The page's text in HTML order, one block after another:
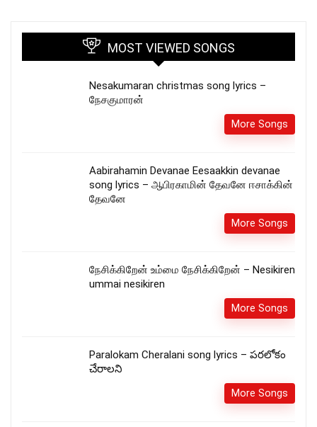
MOST VIEWED SONGS
Nesakumaran christmas song lyrics –
நேசகுமாரன்
More Songs
Aabirahamin Devanae Eesaakkin devanae
song lyrics – ஆபிரகாமின் தேவனே ஈசாக்கின்
தேவனே
More Songs
நேசிக்கிறேன் உம்மை நேசிக்கிறேன் – Nesikiren
ummai nesikiren
More Songs
Paralokam Cheralani song lyrics – పరలోకం
చేరాలని
More Songs